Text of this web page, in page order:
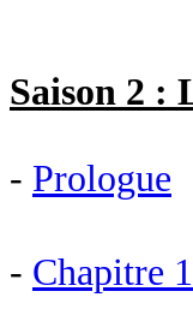
Saison 2 :
- Prologue
- Chapitre